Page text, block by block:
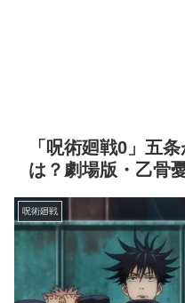
「呪術廻戦0」五
は？劇場版・乙骨
呪術廻戦